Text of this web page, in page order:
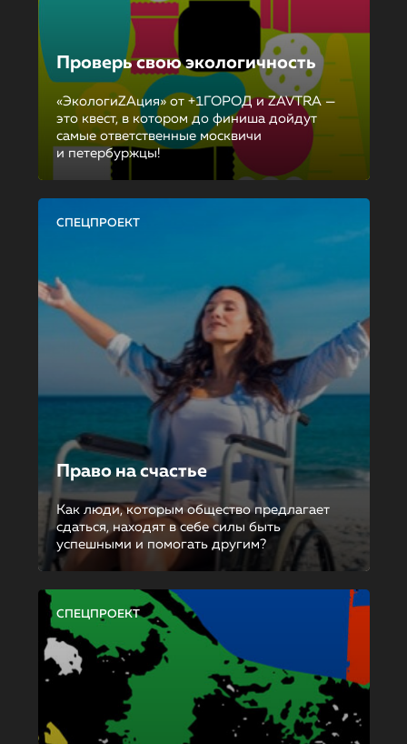
Проверь свою экологичность
«ЭкологиZAция» от +1ГОРОД и ZAVTRA —
это квест, в котором до финиша дойдут
самые ответственные москвичи
и петербуржцы!
СПЕЦПРОЕКТ
Право на счастье
Как люди, которым общество предлагает
сдаться, находят в себе силы быть
успешными и помогать другим?
СПЕЦПРОЕКТ